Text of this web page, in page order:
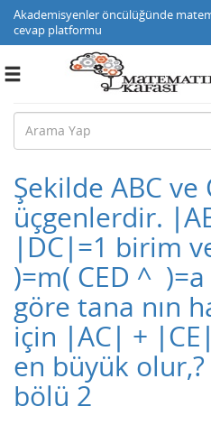
Akademisyenler öncülüğünde
cevap platformu
Toggle
Şekilde ABC ve
üçgenlerdir.
∣DC∣=1 birim
)=m( ​CED ​^
göre tana nın
için ∣AC∣ +
en büyük olur,?
bölü 2